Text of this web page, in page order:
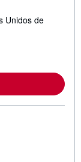
Unidos de